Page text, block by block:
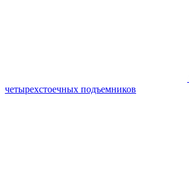
четырехстоечных подъемников